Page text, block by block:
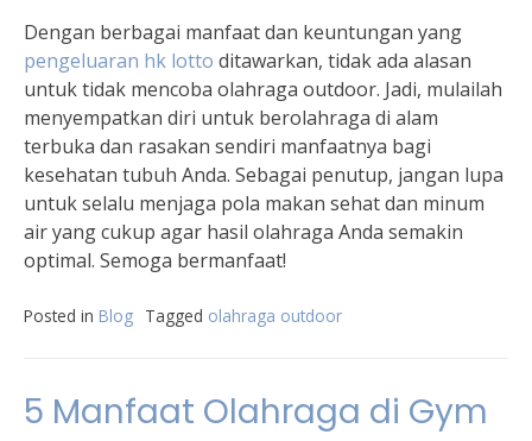
Dengan berbagai manfaat dan keuntungan yang
pengeluaran hk lotto ditawarkan, tidak ada alasan
untuk tidak mencoba olahraga outdoor. Jadi, mulailah
menyempatkan diri untuk berolahraga di alam
terbuka dan rasakan sendiri manfaatnya bagi
kesehatan tubuh Anda. Sebagai penutup, jangan lupa
untuk selalu menjaga pola makan sehat dan minum
air yang cukup agar hasil olahraga Anda semakin
optimal. Semoga bermanfaat!
Posted in Blog Tagged olahraga outdoor
5 Manfaat Olahraga di Gym